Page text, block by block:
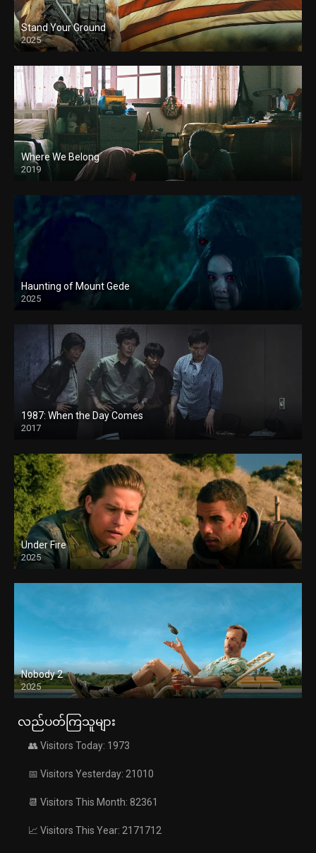
Stand Your Ground
2025
Where We Belong
2019
Haunting of Mount Gede
2025
1987: When the Day Comes
2017
Under Fire
2025
Nobody 2
2025
လည်ပတ်ကြသူများ
👥 Visitors Today: 1973
📅 Visitors Yesterday: 21010
📆 Visitors This Month: 82361
📈 Visitors This Year: 2171712